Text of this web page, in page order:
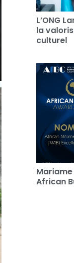
L’ONG
la
culturel
Mariame
African